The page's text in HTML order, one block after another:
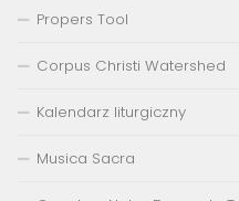
Propers Tool
Corpus Christi Watershed
Kalendarz liturgiczny
Musica Sacra